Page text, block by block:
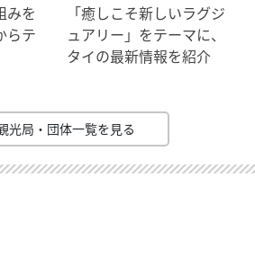
みを
らテ
「癒しこそ新しいラグジ
ュアリー」をテーマに、
タイの最新情報を紹介
光局・団体一覧を見る